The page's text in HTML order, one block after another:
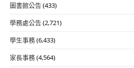
圖書館公告(433)
學務處公告(2,721)
學生事務(6,433)
家長事務(4,564)